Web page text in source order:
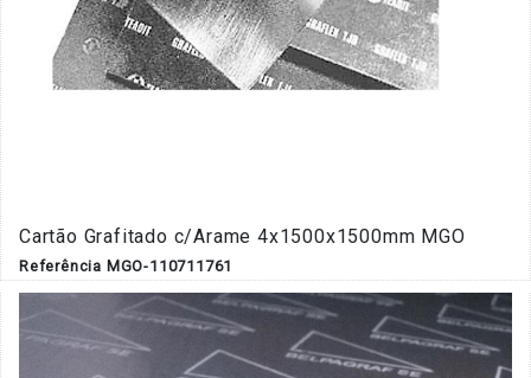
Cartão Grafitado c/Arame 4x1500x1500mm MGO
Referência MGO-110711761